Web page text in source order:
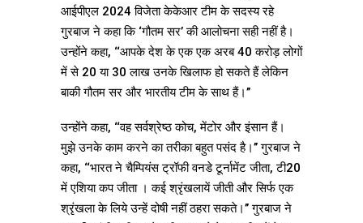
आईपीएल 2024 विजेता केकेआर टीम के सदस्य रहे
गुरबाज ने कहा कि ‘गौतम सर’ की आलोचना सही नहीं है।
उन्होंने कहा, ‘‘आपके देश के एक एक अरब 40 करोड़ लोगों
में से 20 या 30 लाख उनके खिलाफ हो सकते हैं लेकिन
बाकी गौतम सर और भारतीय टीम के साथ हैं।’’
उन्होंने कहा, ‘‘वह सर्वश्रेष्ठ कोच, मेंटोर और इंसान हैं।
मुझे उनके काम करने का तरीका बहुत पसंद है।’’ गुरबाज ने
कहा, ‘‘भारत ने चैम्पियंस ट्रॉफी वनडे टूर्नामेंट जीता, टी20
में एशिया कप जीता । कई श्रृंखलायें जीती और सिर्फ एक
श्रृंखला के लिये उन्हें दोषी नहीं ठहरा सकते।’’ गुरबाज ने